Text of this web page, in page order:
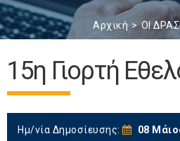
Αρχική ΟΙ
15η Γιορτή
Ημ/νία Δημοσίευσης: 08